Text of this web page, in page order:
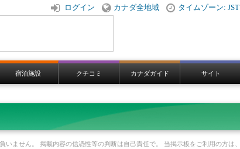
ログイン カナダ全地域 タイムゾーン: JST
宿泊施設 クチコミ カナダガイド サイト
ません。 掲載内容の信憑性等の判断は自己責任で。 当掲示板をご利用の方は、